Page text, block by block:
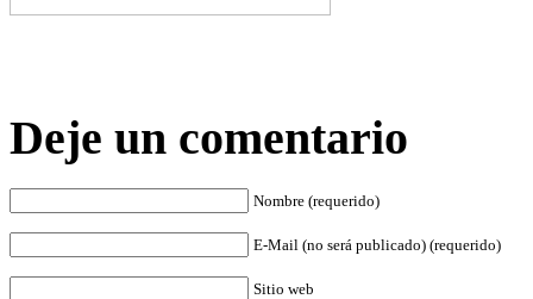
Deje un comentario
Nombre (requerido)
E-Mail (no será publicado) (requerido)
Sitio web